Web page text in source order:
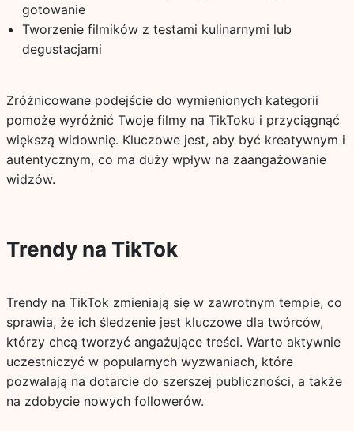
gotowanie
Tworzenie filmików z testami kulinarnymi lub
degustacjami
Zróżnicowane podejście do wymienionych kategorii
pomoże wyróżnić Twoje filmy na TikToku i przyciągnąć
większą widownię. Kluczowe jest, aby być kreatywnym i
autentycznym, co ma duży wpływ na zaangażowanie
widzów.
Trendy na TikTok
Trendy na TikTok zmieniają się w zawrotnym tempie, co
sprawia, że ich śledzenie jest kluczowe dla twórców,
którzy chcą tworzyć angażujące treści. Warto aktywnie
uczestniczyć w popularnych wyzwaniach, które
pozwalają na dotarcie do szerszej publiczności, a także
na zdobycie nowych followerów.